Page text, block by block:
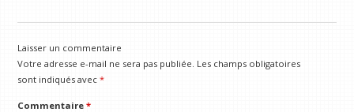
Laisser un commentaire
Votre adresse e-mail ne sera pas publiée. Les champs obligatoires
sont indiqués avec*
Commentaire*